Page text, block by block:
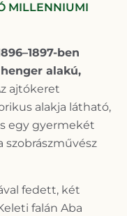
MILLENNIUMI
ben
alakú,
ajtókeret
alakja látható,
egy gyermekét
szobrászművész
fedett, két
falán Aba